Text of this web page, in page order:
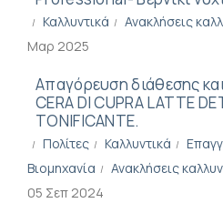
Καλλυντικά Ανακλήσεις
Μαρ 2025
Απαγόρευση διάθεσης
CERA DI CUPRA LATTE
TONIFICANTE.
Πολίτες Καλλυντικά
Βιομηχανία
Ανακλήσεις
05 Σεπ 2024